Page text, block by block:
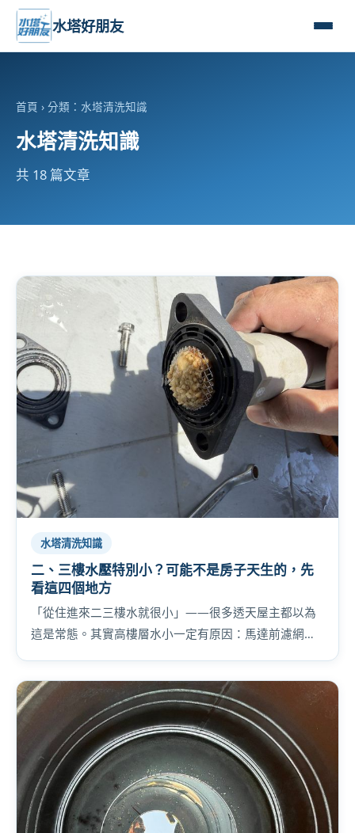
水塔好朋友
首頁 › 分類：水塔清洗知識
水塔清洗知識
共 18 篇文章
水塔清洗知識
二、三樓水壓特別小？可能不是房子天生的，先
看這四個地方
「從住進來二三樓水就很小」——很多透天屋主都以為
這是常態。其實高樓層水小一定有原因：馬達前濾網卡